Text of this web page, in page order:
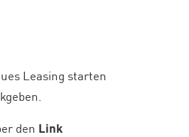
Leasing starten
den Link